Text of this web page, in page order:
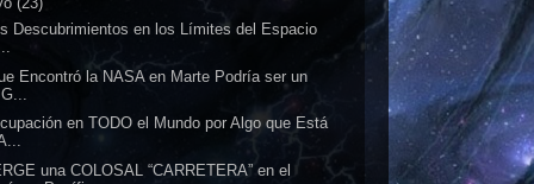
Descubrimientos en los Límites del Espacio
Encontró la NASA en Marte Podría ser un
en TODO el Mundo por Algo que Está
una COLOSAL “CARRETERA” en el